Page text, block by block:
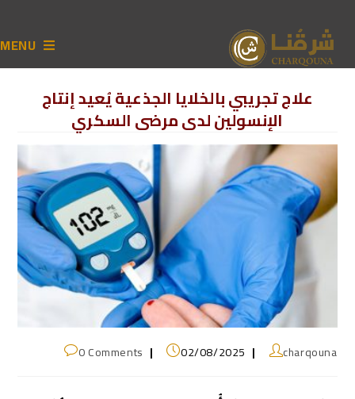
MENU
علاج تجريبي بالخلايا الجذعية يُعيد إنتاج
الإنسولين لدى مرضى السكري
charqouna
02/08/2025
0 Comments